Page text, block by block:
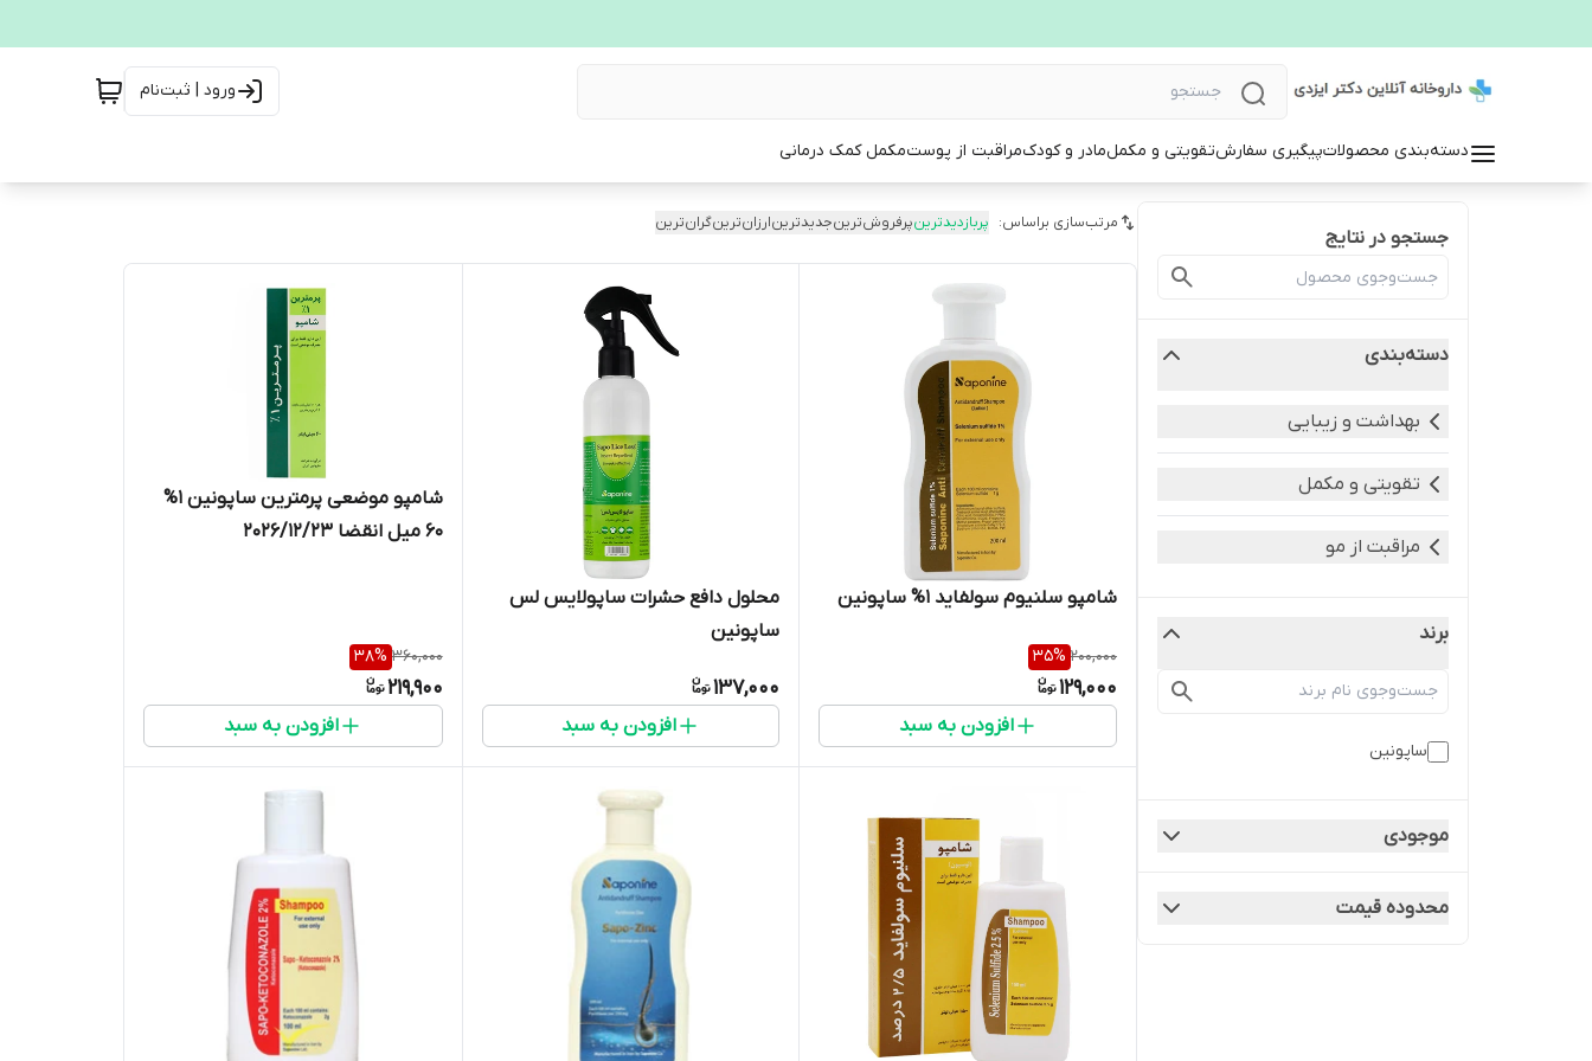
ورود | ثبت‌نام
دسته‌بندی محصولاتپیگیری سفارشتقویتی و مکملمادر و کودکمراقبت از پوستمکمل کمک درمانی
جستجو در نتایج
دسته‌بندی
بهداشت و زیبایی
تقویتی و مکمل
مراقبت از مو
برند
ساپونین
موجودی
محدوده قیمت
مرتب‌سازی براساس: پربازدیدترینپرفروش‌ترینجدیدترینارزان‌ترینگران‌ترین
شامپو سلنیوم سولفاید 1% ساپونین
200,000
35%
129,000
افزودن به سبد
محلول دافع حشرات ساپولایس لس
ساپونین
137,000
افزودن به سبد
شامپو موضعی پرمترین ساپونین 1%
60 میل انقضا 2026/12/23
360,000
38%
219,900
افزودن به سبد